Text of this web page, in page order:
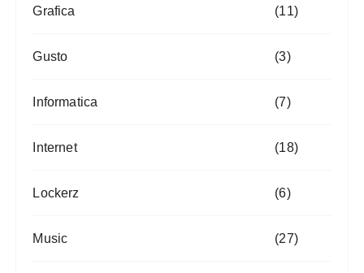
Grafica (11)
Gusto (3)
Informatica (7)
Internet (18)
Lockerz (6)
Music (27)